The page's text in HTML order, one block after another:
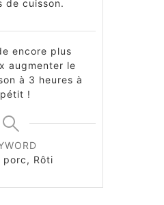
de cuisson.
encore plus
augmenter le
à 3 heures à
!
Rôti